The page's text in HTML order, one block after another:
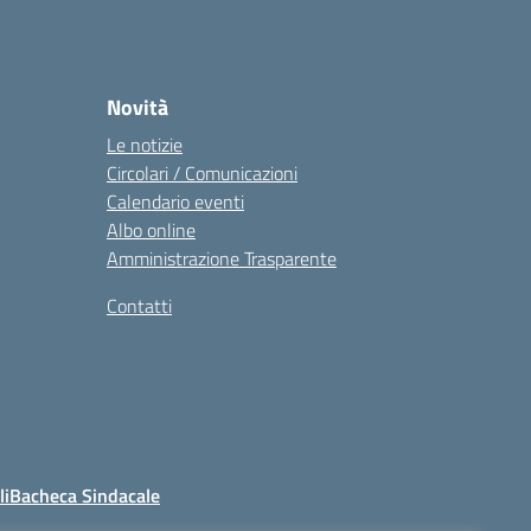
Novità
Le notizie
Circolari / Comunicazioni
Calendario eventi
Albo online
Amministrazione Trasparente
Contatti
Bacheca Sindacale